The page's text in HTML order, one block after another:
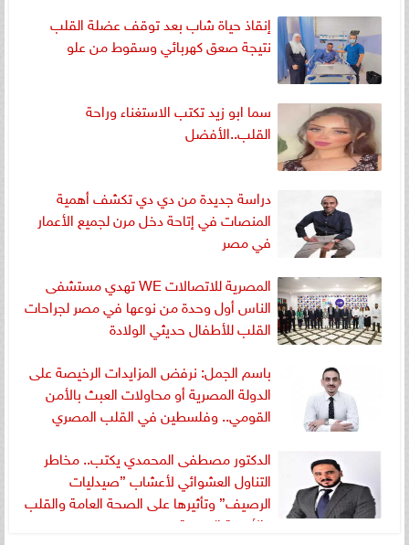
إنقاذ حياة شاب بعد توقف عضلة القلب
نتيجة صعق كهربائي وسقوط من علو
سما ابو زيد تكتب الاستغناء وراحة
القلب..الأفضل
دراسة جديدة من دي دي تكشف أهمية
المنصات في إتاحة دخل مرن لجميع الأعمار
في مصر
المصرية للاتصالات WE تهدي مستشفى
الناس أول وحدة من نوعها في مصر لجراحات
القلب للأطفال حديثي الولادة
باسم الجمل: نرفض المزايدات الرخيصة على
الدولة المصرية أو محاولات العبث بالأمن
القومي.. وفلسطين في القلب المصري
الدكتور مصطفى المحمدي يكتب.. مخاطر
التناول العشوائي لأعشاب ”صيدليات
الرصيف” وتأثيرها على الصحة العامة والقلب
والأوعية الدموية